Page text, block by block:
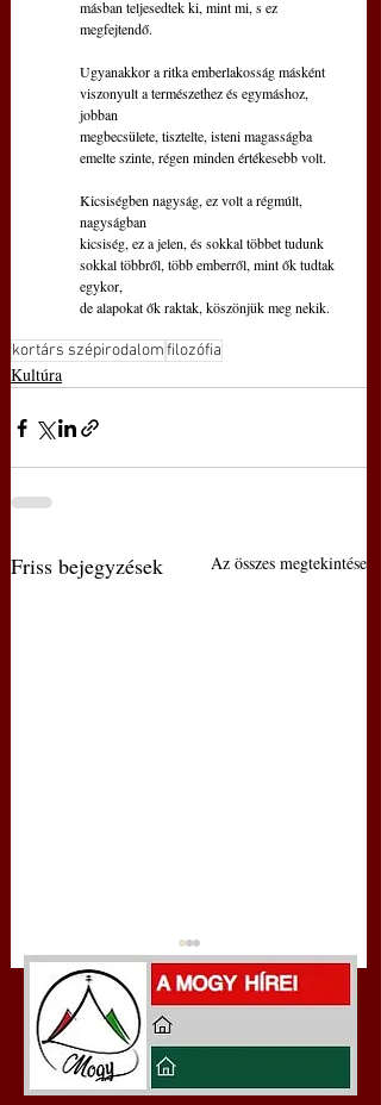
másban teljesedtek ki, mint mi, s ez
megfejtendő.
Ugyanakkor a ritka emberlakosság másként
viszonyult a természethez és egymáshoz,
jobban
megbecsülete, tisztelte, isteni magasságba
emelte szinte, régen minden értékesebb volt.
Kicsiségben nagyság, ez volt a régmúlt,
nagyságban
kicsiség, ez a jelen, és sokkal többet tudunk
sokkal többről, több emberről, mint ők tudtak
egykor,
de alapokat ők raktak, köszönjük meg nekik.
kortárs szépirodalomfilozófia
Kultúra
Friss bejegyzések Az összes megtekintése